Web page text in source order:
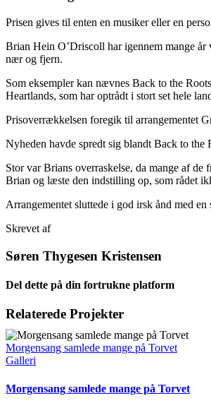
Prisen gives til enten en musiker eller en
Brian Hein O’Driscoll har igennem mange
nær og fjern.
Som eksempler kan nævnes Back to the
Heartlands, som har optrådt i stort set hele
Prisoverrækkelsen foregik til arrangementet
Nyheden havde spredt sig blandt Back to
Stor var Brians overraskelse, da mange af
Brian og læste den indstilling op, som rådet
Arrangementet sluttede i god irsk ånd med
Skrevet af
Søren Thygesen Kristensen
Del dette på din fortrukne platform
Facebook
X
LinkedIn
E-
Relaterede Projekter
Morgensang samlede mange på Torvet
Galleri
Morgensang samlede mange på Torvet